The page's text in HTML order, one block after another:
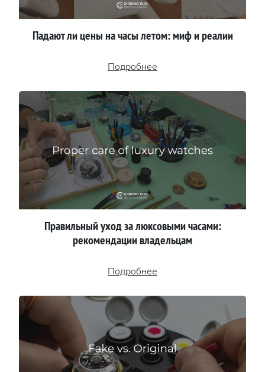
Падают ли цены на часы летом: миф и реалии
Подробнее
Правильный уход за люксовыми часами:
рекомендации владельцам
Подробнее